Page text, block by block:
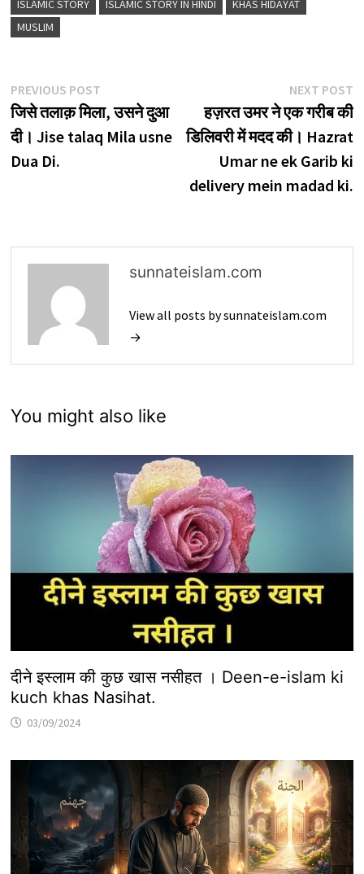
ISLAMIC STORY ISLAMIC STORY IN HINDI
KHAS HIDAYAT
MUSLIM
Post
navigation
PREVIOUS POSTPrevious
post:
जिसे तलाक़ मिला, उसने दुआ
दी। Jise talaq Mila usne
Dua Di.
NEXT POST
हज़रत उमर ने एक गरीब की
डिलिवरी में मदद की। Hazrat
Umar ne ek Garib ki
delivery mein madad ki.
sunnateislam.com
View all posts by sunnateislam.com
→
You might also like
दीने इस्लाम की कुछ खास नसीहत । Deen-e-islam ki
kuch khas Nasihat.
03/09/2024